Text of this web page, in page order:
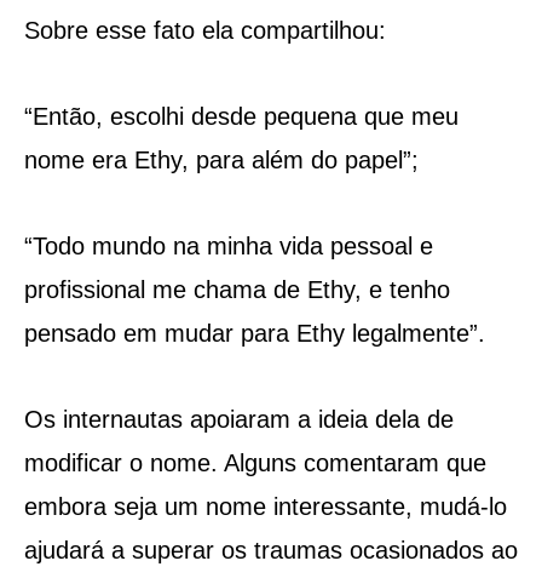
Sobre esse fato ela compartilhou:
“Então, escolhi desde pequena que meu
nome era Ethy, para além do papel”;
“Todo mundo na minha vida pessoal e
profissional me chama de Ethy, e tenho
pensado em mudar para Ethy legalmente”.
Os internautas apoiaram a ideia dela de
modificar o nome. Alguns comentaram que
embora seja um nome interessante, mudá-lo
ajudará a superar os traumas ocasionados ao